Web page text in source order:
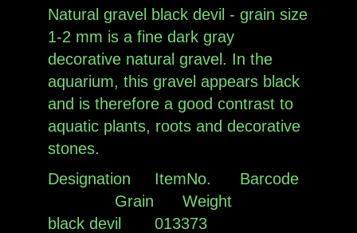
Natural gravel black devil - grain size
1-2 mm is a fine dark gray
decorative natural gravel. In the
aquarium, this gravel appears black
and is therefore a good contrast to
aquatic plants, roots and decorative
stones.
Designation ItemNo. Barcode
Grain Weight
black devil 013373